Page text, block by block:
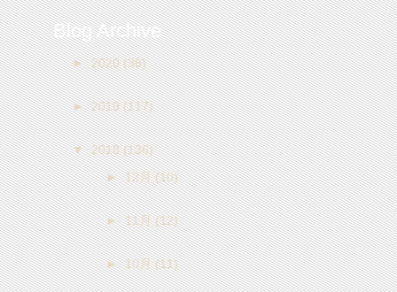
Blog Archive
►2020(36)
►2019(117)
▼2018(136)
►12月(10)
►11月(12)
►10月(11)